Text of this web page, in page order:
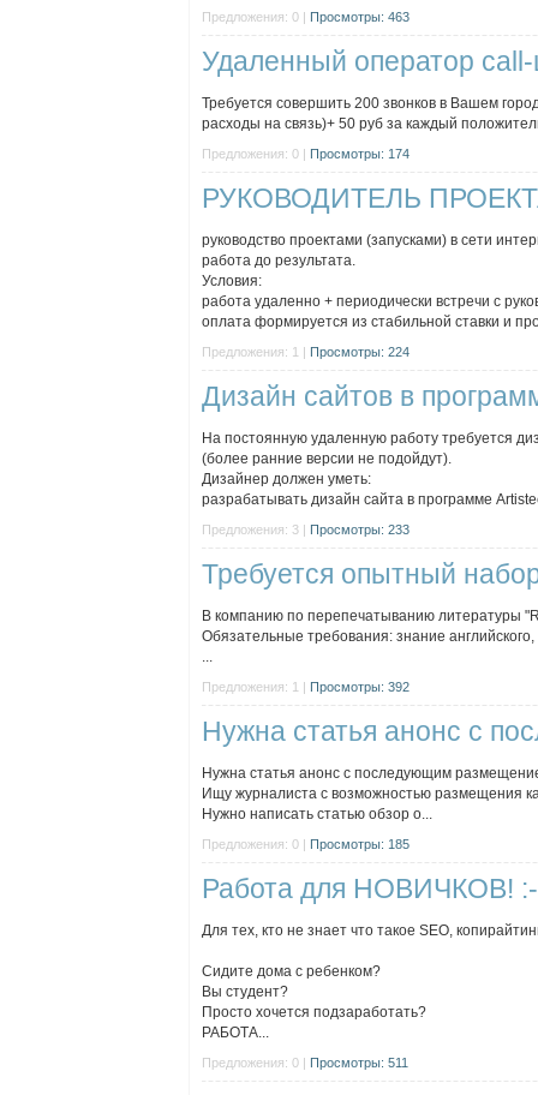
Предложения: 0 | Просмотры: 463
Удаленный оператор
Требуется совершить 200 звонков в Вашем
расходы на связь)+ 50 руб за каждый
Предложения: 0 | Просмотры: 174
РУКОВОДИТЕЛЬ
руководство проектами (запусками) в сети
работа до результата.
Условия:
работа удаленно + периодически встречи с
оплата формируется из стабильной ставки и
Предложения: 1 | Просмотры: 224
Дизайн сайтов в
На постоянную удаленную работу требуется
(более ранние версии не подойдут).
Дизайнер должен уметь:
разрабатывать дизайн сайта в программе
Предложения: 3 | Просмотры: 233
Требуется опытный
В компанию по перепечатыванию литературы
Обязательные требования: знание английского,
...
Предложения: 1 | Просмотры: 392
Нужна статья анонс с
Нужна статья анонс с последующим
Ищу журналиста с возможностью размещения
Нужно написать статью обзор о...
Предложения: 0 | Просмотры: 185
Работа для НОВИЧКОВ!
Для тех, кто не знает что такое SEO,
Сидите дома с ребенком?
Вы студент?
Просто хочется подзаработать?
РАБОТА...
Предложения: 0 | Просмотры: 511